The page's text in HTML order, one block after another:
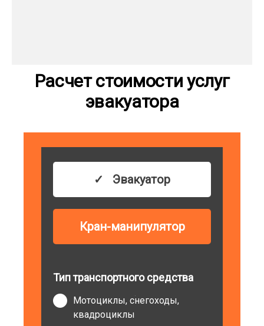
Расчет стоимости услуг
эвакуатора
Эвакуатор
Кран-манипулятор
Тип транспортного средства
Мотоциклы, снегоходы,
квадроциклы